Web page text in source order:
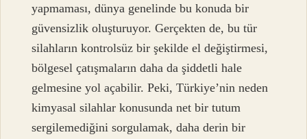
yapmaması, dünya genelinde bu konuda bir
güvensizlik oluşturuyor. Gerçekten de, bu tür
silahların kontrolsüz bir şekilde el değiştirmesi,
bölgesel çatışmaların daha da şiddetli hale
gelmesine yol açabilir. Peki, Türkiye’nin neden
kimyasal silahlar konusunda net bir tutum
sergilemediğini sorgulamak, daha derin bir